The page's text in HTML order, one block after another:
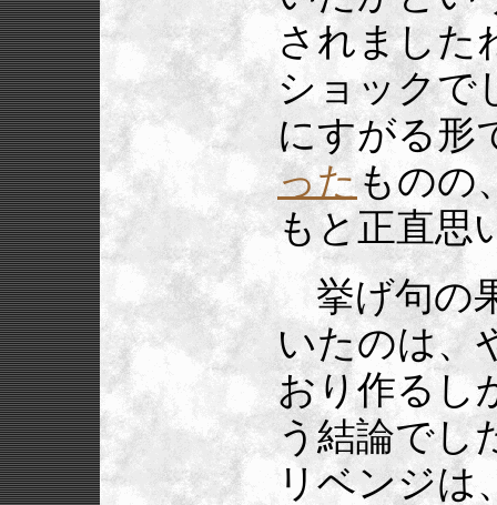
されました
ショックで
にすがる形
ったものの
もと正直思
挙げ句の
いたのは、
おり作るし
う結論でし
リベンジは